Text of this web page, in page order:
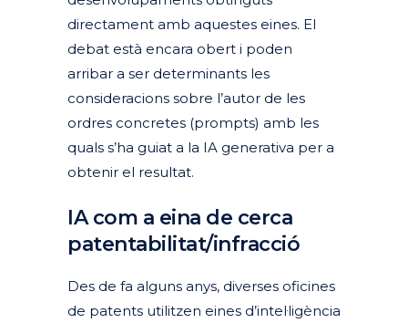
directament amb aquestes eines. El
debat està encara obert i poden
arribar a ser determinants les
consideracions sobre l’autor de les
ordres concretes (prompts) amb les
quals s’ha guiat a la IA generativa per a
obtenir el resultat.
IA com a eina de cerca
patentabilitat/infracció
Des de fa alguns anys, diverses oficines
de patents utilitzen eines d’intel·ligència